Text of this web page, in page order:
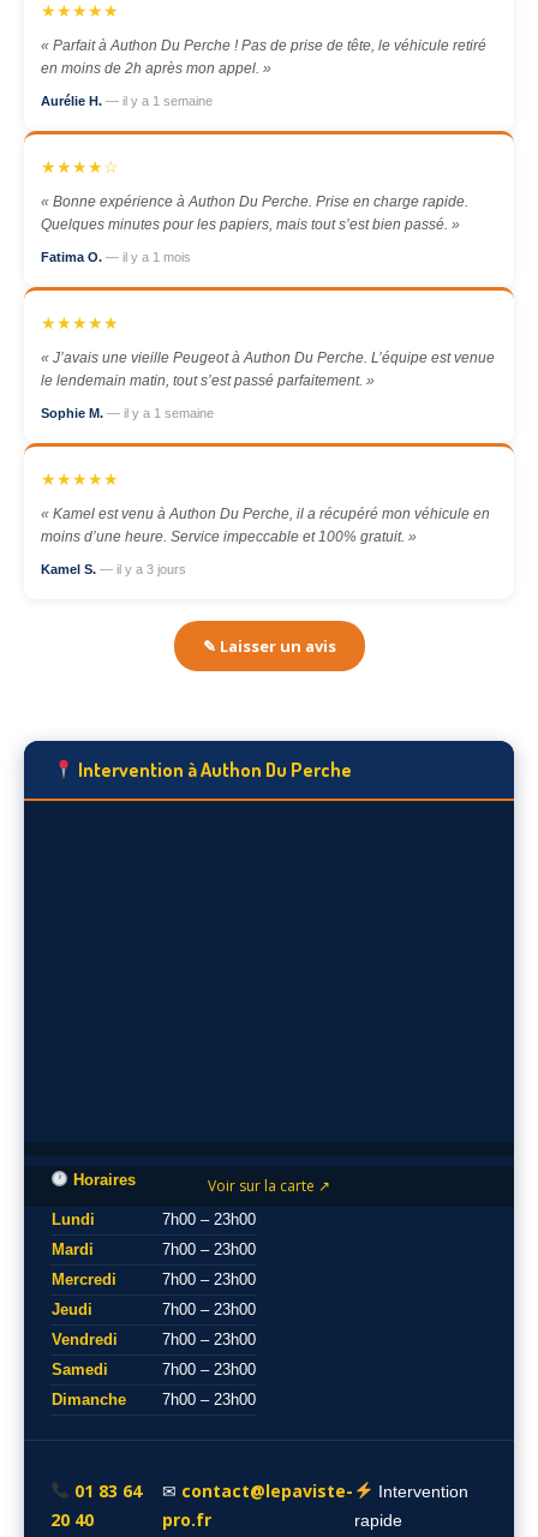
★★★★★
« Parfait à Authon Du Perche ! Pas de prise de tête, le véhicule retiré
en moins de 2h après mon appel. »
Aurélie H. — il y a 1 semaine
★★★★☆
« Bonne expérience à Authon Du Perche. Prise en charge rapide.
Quelques minutes pour les papiers, mais tout s’est bien passé. »
Fatima O. — il y a 1 mois
★★★★★
« J’avais une vieille Peugeot à Authon Du Perche. L’équipe est venue
le lendemain matin, tout s’est passé parfaitement. »
Sophie M. — il y a 1 semaine
★★★★★
« Kamel est venu à Authon Du Perche, il a récupéré mon véhicule en
moins d’une heure. Service impeccable et 100% gratuit. »
Kamel S. — il y a 3 jours
✎ Laisser un avis
Intervention à Authon Du Perche
Voir sur la carte ↗
Horaires
Lundi
7h00 – 23h00
Mardi
7h00 – 23h00
Mercredi
7h00 – 23h00
Jeudi
7h00 – 23h00
Vendredi
7h00 – 23h00
Samedi
7h00 – 23h00
Dimanche
7h00 – 23h00
01 83 64
20 40
✉ contact@lepaviste-
pro.fr
Intervention
rapide